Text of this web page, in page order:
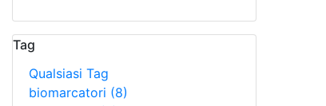
Tag
Qualsiasi Tag
biomarcatori (8)